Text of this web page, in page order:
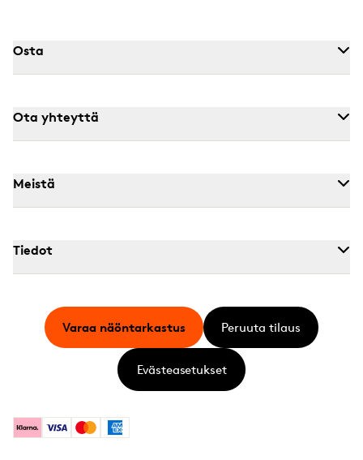
Osta
Ota yhteyttä
Meistä
Tiedot
KlarnaVisa MastercardAmerican Express
Varaa näöntarkastus Peruuta tilaus
Evästeasetukset